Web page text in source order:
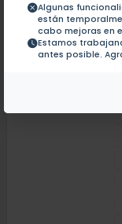
Algunas
están
cabo mejoras en
Estamos
antes posible.